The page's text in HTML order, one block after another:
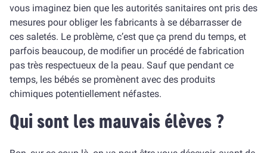
vous imaginez bien que les autorités sanitaires ont pris des
mesures pour obliger les fabricants à se débarrasser de
ces saletés. Le problème, c’est que ça prend du temps, et
parfois beaucoup, de modifier un procédé de fabrication
pas très respectueux de la peau. Sauf que pendant ce
temps, les bébés se promènent avec des produits
chimiques potentiellement néfastes.
Qui sont les mauvais élèves ?